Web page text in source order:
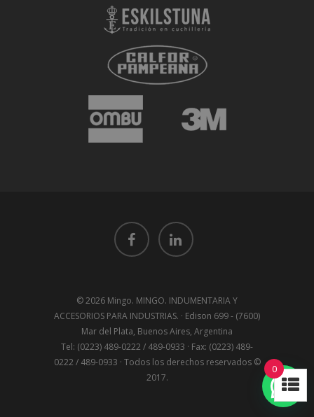
© 2026 Mingo. MINGO. INDUMENTARIA Y
ACCESORIOS PARA INDUSTRIAS. · Edison 699 - (7600)
Mar del Plata, Buenos Aires, Argentina
Tel: (0223) 489-0222 / 489-0933 · Fax: (0223) 489-
0222 / 489-0933 · Todos los derechos reservados ©
2017.
0